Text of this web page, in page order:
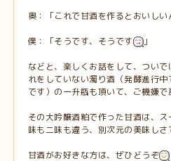
奥：「これで甘酒を作るとおいしい
僕：「そうです、そうです 」
などと、楽しくお話をして、つい
れをしていない濁り酒（発酵進行
です）の一升瓶も頂いて、ご機嫌で
その大吟醸酒粕で作った甘酒は、
味も二味も違う、別次元の美味しさ
甘酒がお好きな方は、ぜひどうぞ